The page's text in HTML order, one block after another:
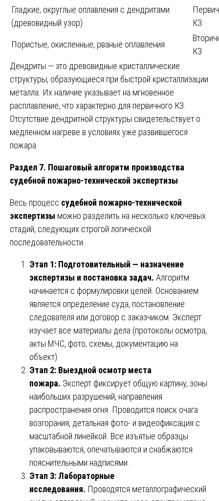
Гладкие, округлые оплавления с дендритами
(древовидный узор)
КЗ
Пористые, окисленные, рваные оплавления
КЗ
Дендриты — это древовидные кристаллические
структуры, образующиеся при быстрой кристаллизации
металла. Их наличие указывает на мгновенное
расплавление, что характерно для первичного КЗ.
Отсутствие дендритной структуры свидетельствует о
медленном нагреве в условиях уже развившегося
пожара.
Раздел 7. Пошаговый алгоритм производства
судебной пожарно-технической экспертизы
Весь процесс судебной пожарно-технической
экспертизы можно разделить на несколько ключевых
стадий, следующих строгой логической
последовательности.
Этап 1: Подготовительный — назначение
экспертизы и постановка задач. Алгоритм
начинается с формулировки целей. Основанием
является определение суда, постановление
следователя или договор с заказчиком. Эксперт
изучает все материалы дела (протоколы осмотра,
акты МЧС, фото, схемы, документацию на
объект).
Этап 2: Выездной осмотр места
пожара. Эксперт фиксирует общую картину, зоны
наибольших разрушений, направления
распространения огня. Проводится поиск очага
возгорания, детальная фото- и видеофиксация с
масштабной линейкой. Все изъятые образцы
упаковываются, опечатываются и снабжаются
пояснительными надписями.
Этап 3: Лабораторные
исследования. Проводятся металлографический